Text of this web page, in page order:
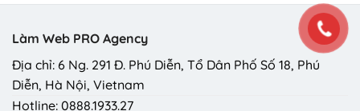
Làm Web PRO Agency
Địa chỉ: 6 Ng. 291 Đ. Phú Diễn, Tổ Dân Phố Số 18, Phú
Diễn, Hà Nội, Vietnam
Hotline: 0888.1933.27